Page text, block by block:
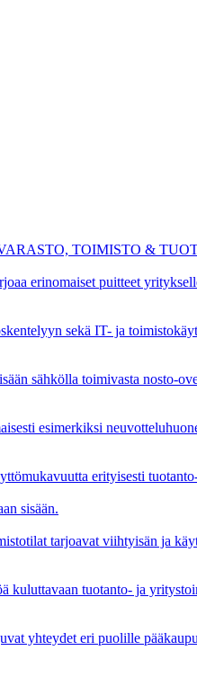
TOIMISTO &
erinomaiset puitteet
sekä IT- ja
sähkölla toimivasta nosto-
esimerkiksi
erityisesti
sisään.
tarjoavat viihtyisän ja
tuotanto- ja
yhteydet eri puolille